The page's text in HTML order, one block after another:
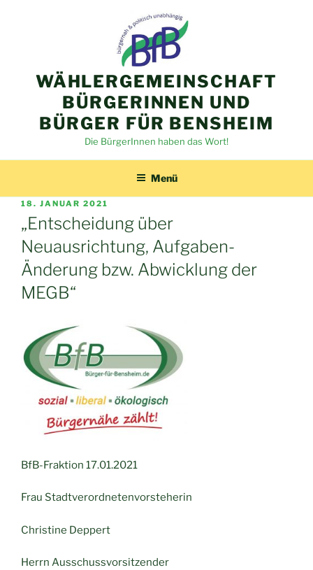
WÄHLERGEMEINSCHAFT
BÜRGERINNEN UND
BÜRGER FÜR BENSHEIM
Die BürgerInnen haben das Wort!
Menü
VERÖFFENTLICHT
AM
18. JANUAR 2021
„Entscheidung über
Neuausrichtung, Aufgaben-
Änderung bzw. Abwicklung der
MEGB“
BfB-Fraktion 17.01.2021
Frau Stadtverordnetenvorsteherin
Christine Deppert
Herrn Ausschussvorsitzender